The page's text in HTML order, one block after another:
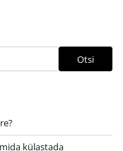
Otsi
külastada